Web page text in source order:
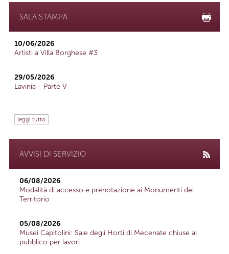
SALA STAMPA
10/06/2026
Artisti a Villa Borghese #3
29/05/2026
Lavinia - Parte V
leggi tutto
AVVISI DI SERVIZIO
06/08/2026
Modalità di accesso e prenotazione ai Monumenti del
Territorio
05/08/2026
Musei Capitolini: Sale degli Horti di Mecenate chiuse al
pubblico per lavori